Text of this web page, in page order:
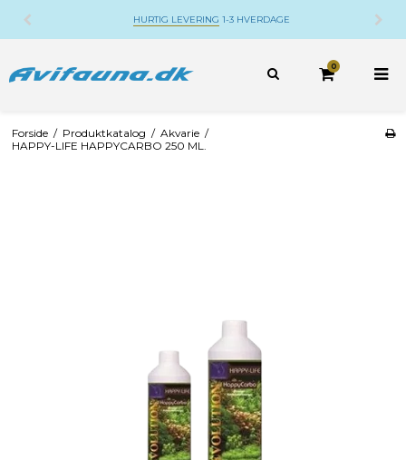
HURTIG LEVERING 1-3 HVERDAGE
0
Forside / Produktkatalog / Akvarie /
HAPPY-LIFE HAPPYCARBO 250 ML.